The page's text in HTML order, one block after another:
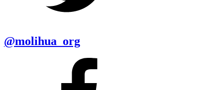
@molihua_org